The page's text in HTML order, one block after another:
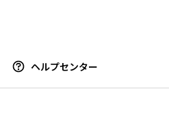
ヘルプセンター